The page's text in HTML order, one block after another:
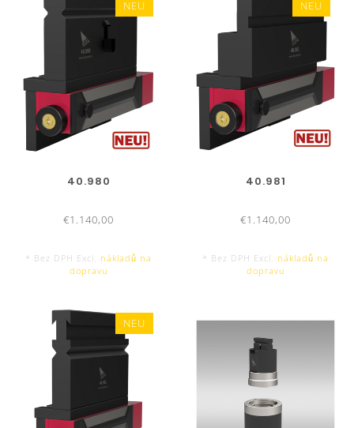
NEU
40.980
€1.140,00
* Bez DPH Excl. nákladů na
dopravu
NEU
40.981
€1.140,00
* Bez DPH Excl. nákladů na
dopravu
NEU